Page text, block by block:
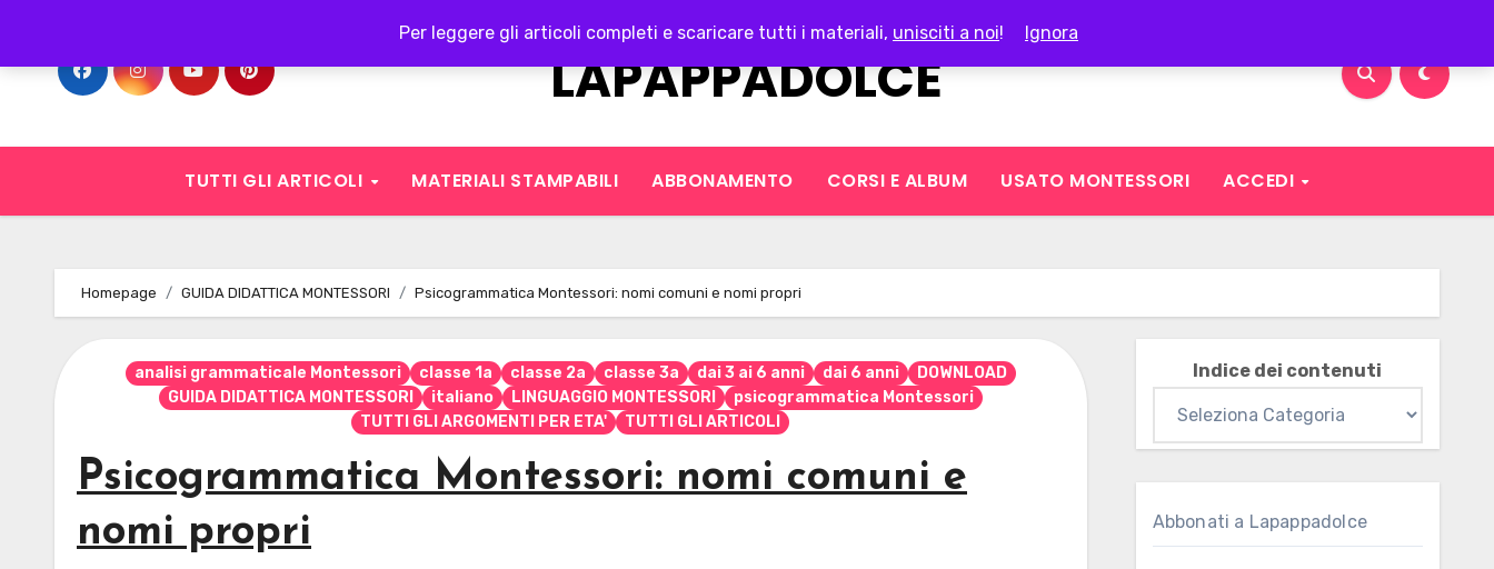
Per leggere gli articoli completi e scaricare tutti i materiali, unisciti a noi! Ignora
content
LAPAPPADOLCE
TUTTI GLI ARTICOLI MATERIALI STAMPABILI ABBONAMENTO CORSI E ALBUM USATO MONTESSORI ACCEDI
Homepage GUIDA DIDATTICA MONTESSORI Psicogrammatica Montessori: nomi comuni e nomi propri
analisi grammaticale Montessori classe 1a classe 2a classe 3a dai 3 ai 6 anni dai 6 anni
DOWNLOAD
GUIDA DIDATTICA MONTESSORI
italiano LINGUAGGIO MONTESSORI
psicogrammatica Montessori
TUTTI GLI ARGOMENTI PER ETA'
TUTTI GLI ARTICOLI
Psicogrammatica Montessori: nomi comuni e
nomi propri
Indice dei contenuti
Abbonati a Lapappadolce